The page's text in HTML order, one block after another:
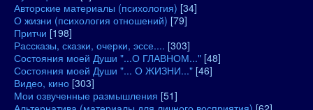
Авторские материалы (психология) [34]
О жизни (психология отношений) [79]
Притчи [198]
Рассказы, сказки, очерки, эссе.... [303]
Состояния моей Души "...О ГЛАВНОМ..." [48]
Состояния моей Души "... О ЖИЗНИ..." [46]
Видео, кино [303]
Мои озвученные размышления [51]